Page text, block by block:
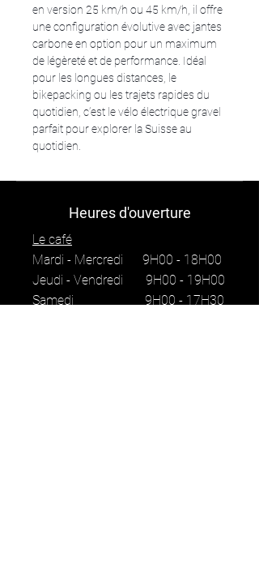
en version 25 km/h ou 45 km/h, il offre
une configuration évolutive avec jantes
carbone en option pour un maximum
de légèreté et de performance. Idéal
pour les longues distances, le
bikepacking ou les trajets rapides du
quotidien, c’est le vélo électrique gravel
parfait pour explorer la Suisse au
quotidien.
Heures d'ouverture
Le café
Mardi - Mercredi 9H00 - 18H00
Jeudi - Vendredi 9H00 - 19H00
Samedi 9H00 - 17H30